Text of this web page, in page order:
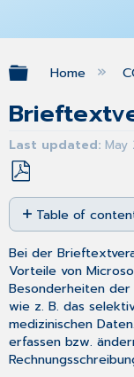
Expand/
Home
Last updated
Save
as
PDF
Table of
No
headers
Bei der
Vorteile von
Besonderheiten der
wie z. B. das
medizinischen
erfassen bzw.